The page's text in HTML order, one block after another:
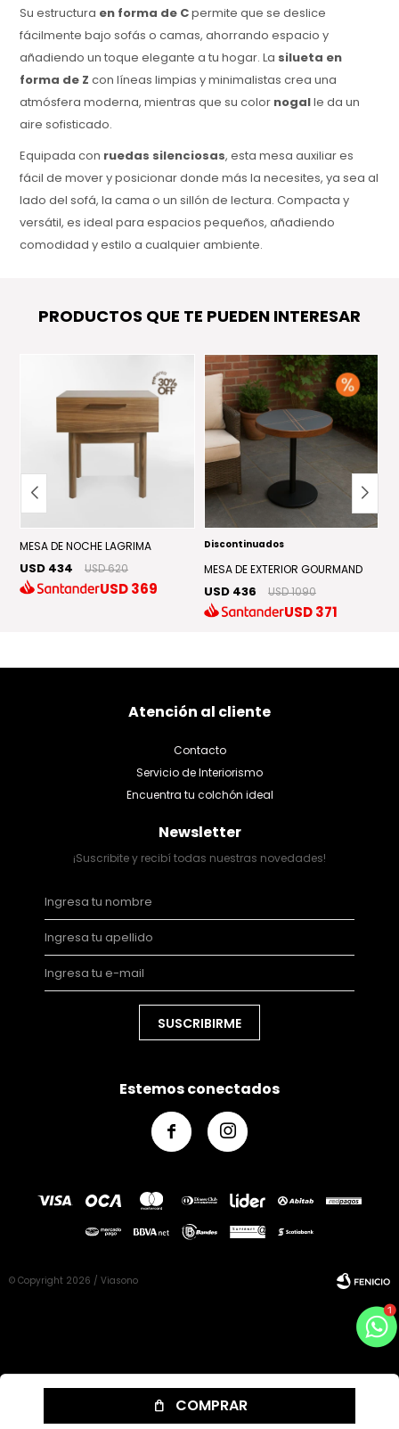
COMPRAR
Su estructura en forma de Cpermite que se deslice
fácilmente bajo sofás o camas, ahorrando espacio y
añadiendo un toque elegante a tu hogar. La silueta en
forma de Z con líneas limpias y minimalistas crea una
atmósfera moderna, mientras que su color nogalle da un
aire sofisticado.
Equipada con ruedas silenciosas, esta mesa auxiliar es
fácil de mover y posicionar donde más la necesites, ya sea al
lado del sofá, la cama o un sillón de lectura. Compacta y
versátil, es ideal para espacios pequeños, añadiendo
comodidad y estilo a cualquier ambiente.
Diseño C+Z: Estructura compacta que se adapta
Ruedas silenciosas
: Permiten moverla fácilmente sin
Color nogal: Aporta sofisticación y modernidad a tu
hogar.
Tamaño compacto
: Ideal para espacios pequeños y
uso diario.
Garantía: 1 año.
PRODUCTOS QUE TE PUEDEN INTERESAR
MESA DE NOCHE LAGRIMA
USD 434 USD 620
USD369
Discontinuados
MESA DE EXTERIOR GOURMAND
USD 436 USD 1090
USD371
Atención al cliente
Contacto
Servicio de Interiorismo
Encuentra tu colchón ideal
Newsletter
¡Suscribite y recibí todas nuestras novedades!
SUSCRIBIRME
Estemos conectados
 
© Copyright 2026 / Viasono